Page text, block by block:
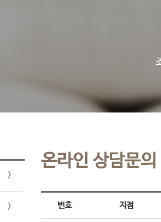
온라인 상담문의
번호 지점